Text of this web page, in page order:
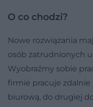
O co chodzi?
Nowe rozwiązania
osób zatrudnionych
Wyobraźmy sobie
firmie pracuje
biurową, do drugiej